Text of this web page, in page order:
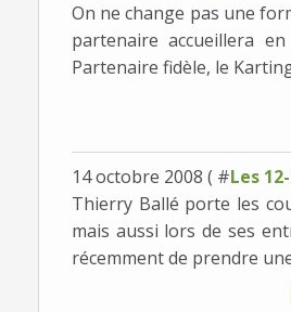
On ne change pas une
partenaire accueillera
Partenaire fidèle, le
14 octobre 2008 ( #Les
Thierry Ballé porte les
mais aussi lors de ses
récemment de prendre